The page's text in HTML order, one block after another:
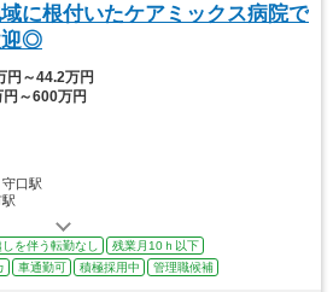
域に根付いたケアミックス病院で
迎◎
円～44.2万円
円～600万円
口駅
を伴う転勤なし
残業月10ｈ以下
車通勤可 積極採用中 管理職候補